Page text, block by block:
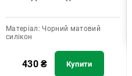
Матеріал: Чорний матовий
силікон
430₴ Купити